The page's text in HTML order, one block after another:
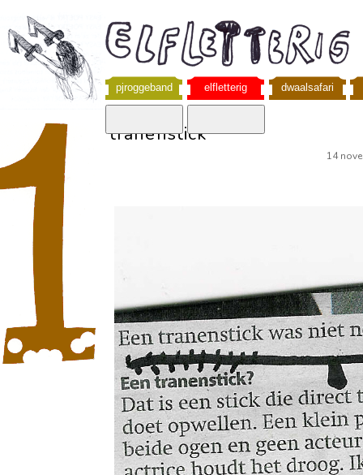
pjroggeband elfletterig dwaalsafari
tranenstick
14